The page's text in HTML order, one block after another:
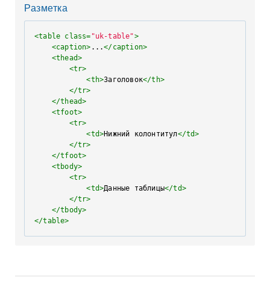
Разметка
<table class= "uk-table">
<caption> ...</caption>
<thead>
<tr>
<th>Заголовок</th>
</tr>
</thead>
<tfoot>
<tr>
<td>Нижний колонтитул</td>
</tr>
</tfoot>
<tbody>
<tr>
<td>Данные таблицы</td>
</tr>
</tbody>
</table>